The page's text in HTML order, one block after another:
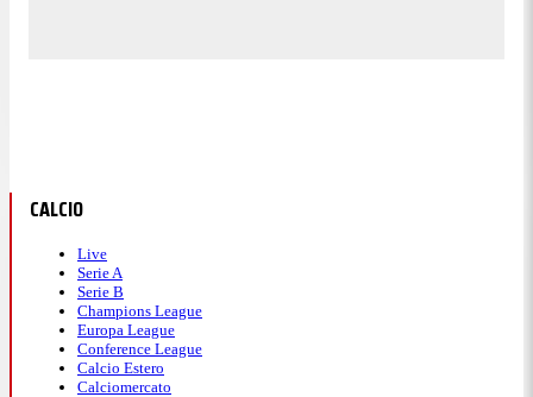
CALCIO
Live
Serie A
Serie B
Champions League
Europa League
Conference League
Calcio Estero
Calciomercato